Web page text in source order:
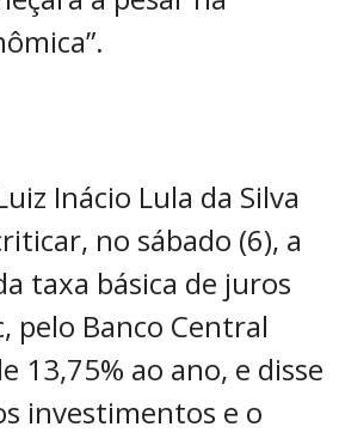
Inácio Lula da Silva
no sábado (6), a
taxa básica de juros
pelo Banco Central
13,75% ao ano, e disse
investimentos e o